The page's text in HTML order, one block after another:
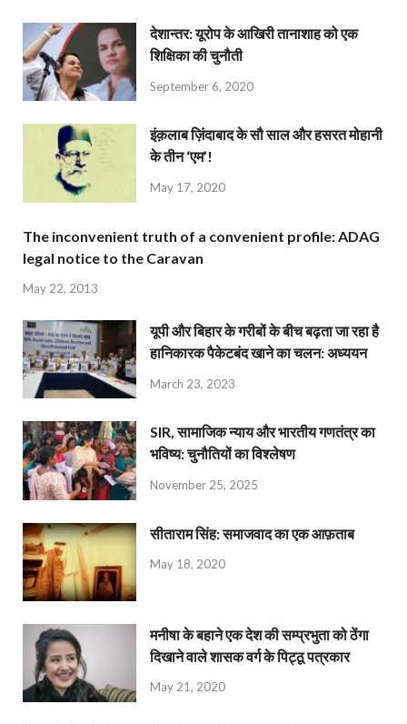
देशान्‍तर: यूरोप के आखिरी तानाशाह को एक
शिक्षिका की चुनौती
September 6, 2020
इंक़लाब ज़िंदाबाद के सौ साल और हसरत मोहानी
के तीन ‘एम’!
May 17, 2020
The inconvenient truth of a convenient profile: ADAG
legal notice to the Caravan
May 22, 2013
यूपी और बिहार के गरीबों के बीच बढ़ता जा रहा है
हानिकारक पैकेटबंद खाने का चलन: अध्ययन
March 23, 2023
SIR, सामाजिक न्याय और भारतीय गणतंत्र का
भविष्य: चुनौतियों का विश्लेषण
November 25, 2025
सीताराम सिंह: समाजवाद का एक आफ़ताब
May 18, 2020
मनीषा के बहाने एक देश की सम्प्रभुता को ठेंगा
दिखाने वाले शासक वर्ग के पिट्ठू पत्रकार
May 21, 2020